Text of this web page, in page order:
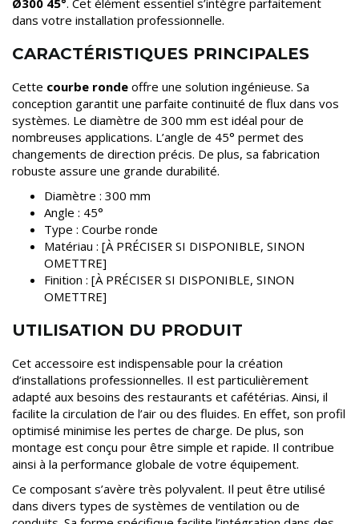
Ø300 45°. Cet élément essentiel s’intègre parfaitement
dans votre installation professionnelle.
CARACTÉRISTIQUES PRINCIPALES
Cette courbe ronde offre une solution ingénieuse. Sa
conception garantit une parfaite continuité de flux dans vos
systèmes. Le diamètre de 300 mm est idéal pour de
nombreuses applications. L’angle de 45° permet des
changements de direction précis. De plus, sa fabrication
robuste assure une grande durabilité.
Diamètre : 300 mm
Angle : 45°
Type : Courbe ronde
Matériau : [À PRÉCISER SI DISPONIBLE, SINON
OMETTRE]
Finition : [À PRÉCISER SI DISPONIBLE, SINON
OMETTRE]
UTILISATION DU PRODUIT
Cet accessoire est indispensable pour la création
d’installations professionnelles. Il est particulièrement
adapté aux besoins des restaurants et cafétérias. Ainsi, il
facilite la circulation de l’air ou des fluides. En effet, son profil
optimisé minimise les pertes de charge. De plus, son
montage est conçu pour être simple et rapide. Il contribue
ainsi à la performance globale de votre équipement.
Ce composant s’avère très polyvalent. Il peut être utilisé
dans divers types de systèmes de ventilation ou de